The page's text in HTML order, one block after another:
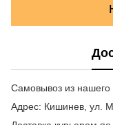
Самовывоз из нашего
Адрес: Кишинев, ул.